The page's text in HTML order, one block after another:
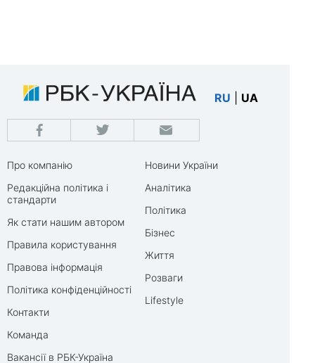
RU UA
Про компанію
Редакційна політика і
стандарти
Як стати нашим автором
Правила користування
Правова інформація
Політика конфіденційності
Контакти
Команда
Вакансії в РБК-Україна
Новини України
Аналітика
Політика
Бізнес
Життя
Розваги
Lifestyle